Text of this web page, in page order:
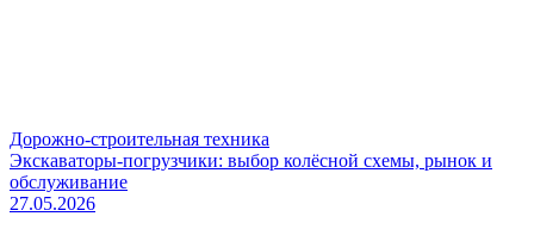
Дорожно-строительная техника
Экскаваторы-погрузчики: выбор колёсной схемы, рынок и
обслуживание
27.05.2026